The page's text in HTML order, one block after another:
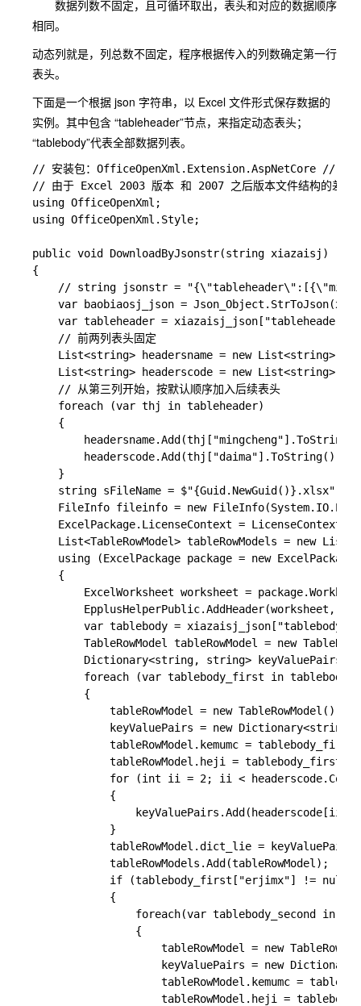
数据列数不固定，且可循环取出，表头和对应的数据顺序
相同。
动态列就是，列总数不固定，程序根据传入的列数确定第一行
表头。
下面是一个根据 json 字符串，以 Excel 文件形式保存数据的
实例。其中包含 “tableheader”节点，来指定动态表头；
“tablebody”代表全部数据列表。
// 安装包：OfficeOpenXml.Extension.AspNetCore // 支
// 由于 Excel 2003 版本 和 2007 之后版本文件结构的差异
using OfficeOpenXml;
using OfficeOpenXml.Style;
public void DownloadByJsonstr(string xiazaisj)
{
// string jsonstr =
var baobiaosj_json =
    var tableheader = xiazaisj_json["tableheader"];
    // 前两列表头固定
List<string> headersname = new List<string>(){
List<string> headerscode = new List<string>(){
    // 从第三列开始，按默认顺序加入后续表头
    foreach (var thj in tableheader)
    {
        headerscode.Add(thj["daima"].ToString());
    }
    string sFileName = $"{Guid.NewGuid()}.xlsx";
FileInfo fileinfo = new
ExcelPackage.LicenseContext =
List<TableRowModel> tableRowModels = new
using (ExcelPackage package = new
    {
ExcelWorksheet worksheet =
EpplusHelperPublic.AddHeader(worksheet,
        var tablebody = xiazaisj_json["tablebody"];
TableRowModel tableRowModel = new
Dictionary<string, string> keyValuePairs
        foreach (var tablebody_first in tablebody)
        {
            tableRowModel = new TableRowModel();
keyValuePairs = new Dictionary<string,
tableRowModel.kemumc =
tableRowModel.heji =
for (int ii = 2; ii <
            {
            }
            tableRowModel.dict_lie = keyValuePairs;
            tableRowModels.Add(tableRowModel);
            if (tablebody_first["erjimx"] != null)
            {
foreach(var tablebody_second in
                {
tableRowModel = new
keyValuePairs = new
tableRowModel.kemumc =
tableRowModel.heji =